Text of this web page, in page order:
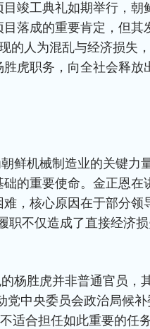
竣工典礼如期举行，朝
落成的重要肯定，但其
人为混乱与经济损失
虎职务，向全社会释放
鲜机械制造业的关键力
的重要使命。金正恩在
，核心原因在于部分领
职不仅造成了直接经济
杨胜虎并非普通官员，
党中央委员会政治局候
适合担任如此重要的任